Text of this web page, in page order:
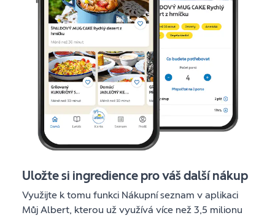
Uložte si ingredience pro váš další nákup
Využijte k tomu funkci Nákupní seznam v aplikaci
Můj Albert, kterou už využívá více než 3,5 milionu